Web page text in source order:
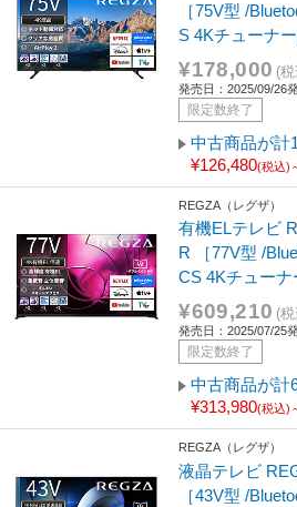
［75V型 /
S 4Kチューナ
¥178,000 (
発売日：2025/09/26
限定数終了
中古商品が計
¥126,480(税込)
REGZA（レグザ）
有機ELテレビ
R ［77V型 /
CS 4Kチューナ
¥609,210 (
発売日：2025/07/25
限定数終了
中古商品が計
¥313,980(税込)
REGZA（レグザ）
液晶テレビ
［43V型 /